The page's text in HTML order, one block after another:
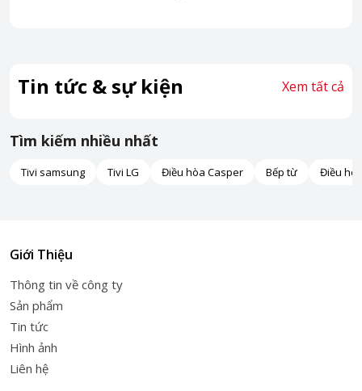
Tin tức & sự kiện Xem tất cả
Tìm kiếm nhiều nhất
Tivi samsung Tivi LG Điều hòa Casper Bếp từ Điều
Giới Thiệu
Thông tin về công ty
Sản phẩm
Tin tức
Hình ảnh
Liên hệ